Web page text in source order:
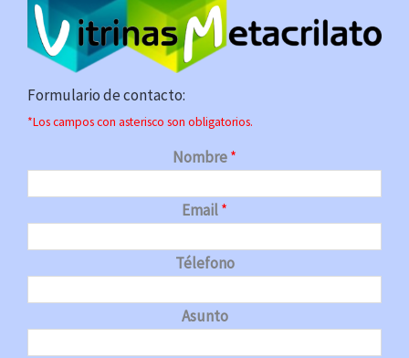
Formulario de contacto:
*Los campos con asterisco son obligatorios.
Nombre*
Email*
Télefono
Asunto